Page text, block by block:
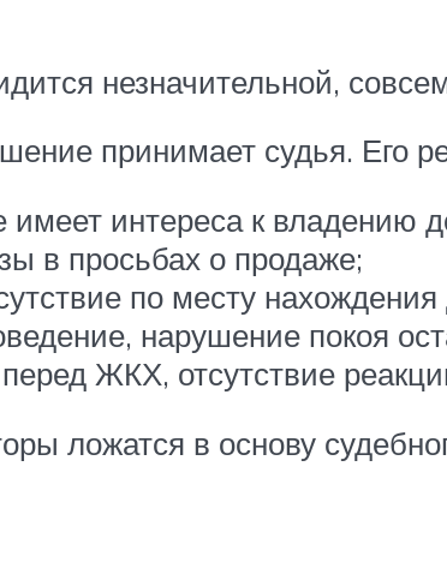
незначительной,
принимает судья. Его
имеет интереса к владению
в просьбах о продаже;
по месту
нарушение покоя
ЖКХ, отсутствие
ложатся в основу